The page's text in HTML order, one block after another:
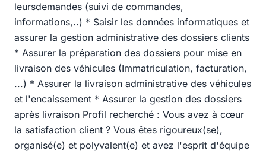
leursdemandes (suivi de commandes,
informations,..) * Saisir les données informatiques et
assurer la gestion administrative des dossiers clients
* Assurer la préparation des dossiers pour mise en
livraison des véhicules (Immatriculation, facturation,
...) * Assurer la livraison administrative des véhicules
et l'encaissement * Assurer la gestion des dossiers
après livraison Profil recherché : Vous avez à cœur
la satisfaction client ? Vous êtes rigoureux(se),
organisé(e) et polyvalent(e) et avez l'esprit d'équipe